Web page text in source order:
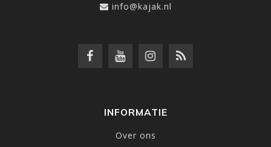
info@kajak.nl
INFORMATIE
Over ons